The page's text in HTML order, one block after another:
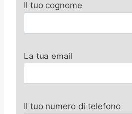
Il tuo cognome
La tua email
Il tuo numero di telefono